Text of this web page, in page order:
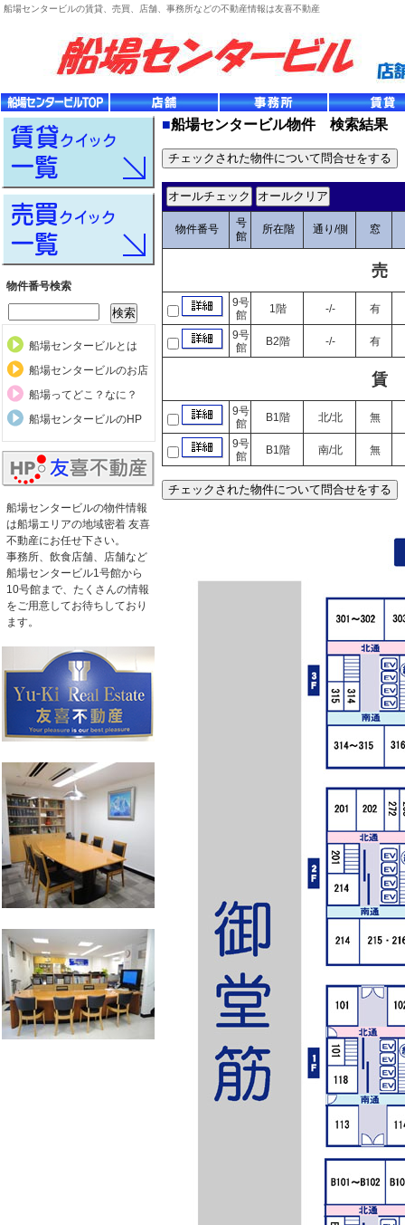
船場センタービルの賃貸、売買、店舗、事務所などの不動産情報は友喜不動産
物件番号検索
船場センタービルとは
船場センタービルのお店
船場ってどこ？なに？
船場センタービルのHP
船場センタービルの物件情報
は船場エリアの地域密着 友喜
不動産にお任せ下さい。
事務所、飲食店舗、店舗など
船場センタービル1号館から
10号館まで、たくさんの情報
をご用意してお待ちしており
ます。
■船場センタービル物件 検索結果
物件番号
号
館
所在階 通り/側 窓
売
9号
館
1階 -/- 有
9号
館
B2階 -/- 有
賃
9号
館
B1階 北/北 無
9号
館
B1階 南/北 無